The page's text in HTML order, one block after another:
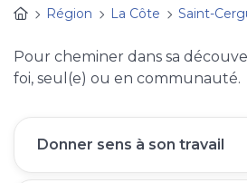
Région
La Côte Saint-
Pour cheminer dans sa
foi, seul(e) ou en communauté.
Donner sens à son travail